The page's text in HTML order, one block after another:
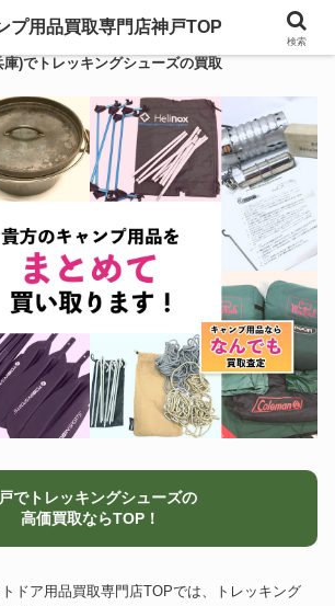
庫)でトレッキングシューズの買取
でトレッキングシューズの
高価買取ならTOP！
ドア用品買取専門店TOPでは、トレッキング
プ用品買取専門店神戸TOP
検索